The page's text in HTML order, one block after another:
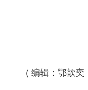
( 编辑：鄂歆